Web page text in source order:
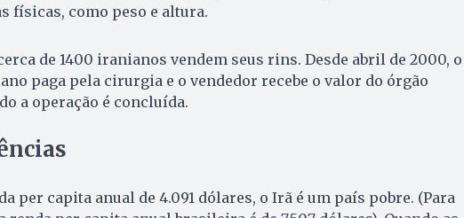
físicas, como peso e altura.
de 1400 iranianos vendem seus rins. Desde abril de 2000, o
paga pela cirurgia e o vendedor recebe o valor do órgão
a operação é concluída.
per capita anual de 4.091 dólares, o Irã é um país pobre. (Para